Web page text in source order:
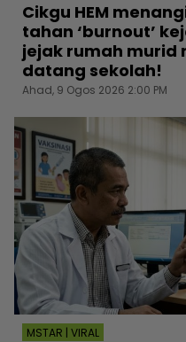
Cikgu HEM
tahan ‘burnout’
jejak rumah murid
datang sekolah!
Ahad, 9 Ogos 2026 2:00 PM
MSTAR | VIRAL